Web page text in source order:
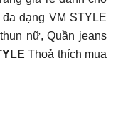
dạng VM STYLE
nữ, Quần jeans
Thoả thích mua